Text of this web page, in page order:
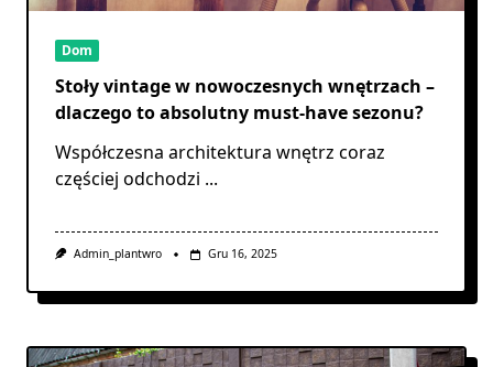
Dom
Stoły vintage w nowoczesnych wnętrzach –
dlaczego to absolutny must-have sezonu?
Współczesna architektura wnętrz coraz
częściej odchodzi ...
Admin_plantwro Gru 16, 2025